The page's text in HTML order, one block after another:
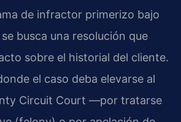
de infractor primerizo bajo
busca una resolución que
sobre el historial del cliente.
el caso deba elevarse al
Circuit Court —por tratarse